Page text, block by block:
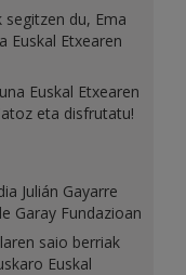
segitzen du, Ema
Euskal Etxearen
Euskal Etxearen
eta disfrutatu!
Julián Gayarre
Garay Fundazioan
saio berriak
Euskal